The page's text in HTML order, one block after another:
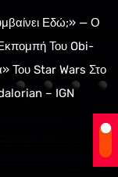
Εδώ;» — Ο
Του Obi-
Του Star Wars Στο
– IGN